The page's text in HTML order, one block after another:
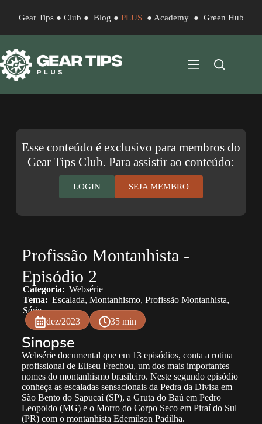
Gear Tips● Club ● Blog ● PLUS● Academy● Green Hub
Esse conteúdo é exclusivo para membros do
Gear Tips Club. Para assistir ao conteúdo:
LOGIN SEJA MEMBRO
Profissão Montanhista -
Episódio 2
Categoria: Websérie
Tema: Escalada, Montanhismo, Profissão Montanhista,
Série
dez/2023
35 min
Sinopse
Websérie documental que em 13 episódios, conta a rotina
profissional de Eliseu Frechou, um dos mais importantes
nomes do montanhismo brasileiro. Neste segundo episódio
conheça as escaladas sensacionais da Pedra da Divisa em
São Bento do Sapucaí (SP), a Gruta do Baú em Pedro
Leopoldo (MG) e o Morro do Corpo Seco em Piraí do Sul
(PR) com o montanhista Edemilson Padilha.